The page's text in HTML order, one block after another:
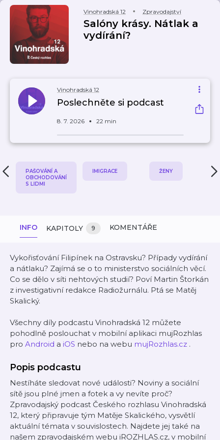
Vinohradská 12 Zpravodajství
Salóny krásy. Nátlak a
vydírání?
Vinohradská 12
Poslechněte si podcast
8. 7. 2026 22 min
PAŠOVÁNÍ A
OBCHODOVÁNÍ
S LIDMI
IMIGRACE ŽENY
INFO KAPITOLY 9 KOMENTÁŘE
Vykořisťování Filipínek na Ostravsku? Případy vydírání
a nátlaku? Zajímá se o to ministerstvo sociálních věcí.
Co se dělo v síti nehtových studií? Poví Martin Štorkán
z investigativní redakce Radiožurnálu. Ptá se Matěj
Skalický.
Všechny díly podcastu Vinohradská 12 můžete
pohodlně poslouchat v mobilní aplikaci mujRozhlas
pro Android a iOS nebo na webu mujRozhlas.cz .
Popis podcastu
Nestíháte sledovat nové události? Noviny a sociální
sítě jsou plné jmen a fotek a vy nevíte proč?
Zpravodajský podcast Českého rozhlasu Vinohradská
12, který připravuje tým Matěje Skalického, vysvětlí
aktuální témata v souvislostech. Najdete jej také na
našem zpravodajském webu iROZHLAS.cz, v mobilní